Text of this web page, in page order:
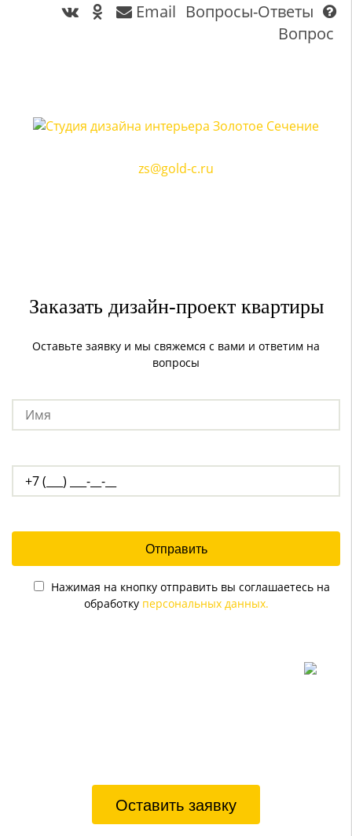
Email Вопросы-Ответы
Вопрос
zs@gold-c.ru
Заказать дизайн-проект квартиры
Оставьте заявку и мы свяжемся с вами и ответим на
вопросы
Нажимая на кнопку отправить вы соглашаетесь на
обработку персональных данных.
Оставить заявку